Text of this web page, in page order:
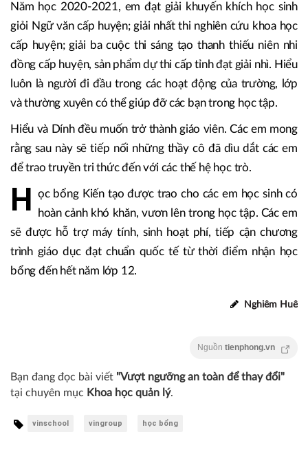
Năm học 2020-2021, em đạt giải khuyến khích học sinh
giỏi Ngữ văn cấp huyện; giải nhất thi nghiên cứu khoa học
cấp huyện; giải ba cuộc thi sáng tạo thanh thiếu niên nhi
đồng cấp huyện, sản phẩm dự thi cấp tỉnh đạt giải nhì. Hiểu
luôn là người đi đầu trong các hoạt động của trường, lớp
và thường xuyên có thể giúp đỡ các bạn trong học tập.
Hiểu và Dính đều muốn trở thành giáo viên. Các em mong
rằng sau này sẽ tiếp nối những thầy cô đã dìu dắt các em
để trao truyền tri thức đến với các thế hệ học trò.
H ọc bổng Kiến tạo được trao cho các em học sinh có
hoàn cảnh khó khăn, vươn lên trong học tập. Các em
sẽ được hỗ trợ máy tính, sinh hoạt phí, tiếp cận chương
trình giáo dục đạt chuẩn quốc tế từ thời điểm nhận học
bổng đến hết năm lớp 12.
Nghiêm Huê
Nguồn tienphong.vn
Bạn đang đọc bài viết "Vượt ngưỡng an toàn để thay đổi"
tại chuyên mục Khoa học quản lý.
vinschool vingroup học bổng